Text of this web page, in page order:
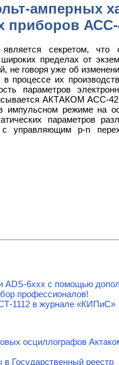
амперных
приборов АСС-
секретом, что
пределах от
не говоря уже об
процессе их
параметров
АКТАКОМ АСС-
импульсном режиме на
параметров
с управляющим p-n
6ххх с помощью
профессионалов!
1112 в журнале «КИПиС»
осциллографов
Государственный реестр